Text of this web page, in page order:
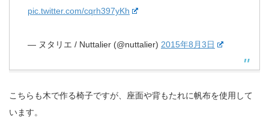
pic.twitter.com/cqrh397yKh
— ヌタリエ / Nuttalier (@nuttalier) 2015年8月3日
こちらも木で作る椅子ですが、座面や背もたれに帆布を使用して
います。